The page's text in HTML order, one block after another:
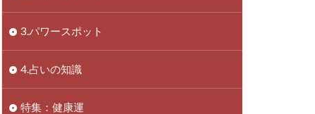
3.パワースポット
4.占いの知識
特集：健康運